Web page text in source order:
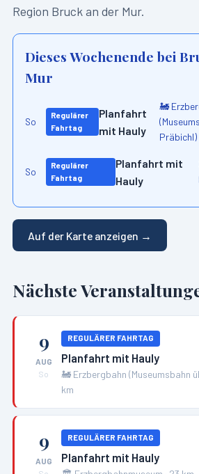
Region Bruck an der Mur.
Dieses Wochenende bei
Mur
So
Regulärer
Fahrtag
Planfahrt
mit Hauly
🚂
Präbichl)
So
Regulärer
Fahrtag
Planfahrt mit
Hauly
Auf der Karte anzeigen →
Nächste
9
AUG
So
REGULÄRER FAHRTAG
Planfahrt mit Hauly
🚂 Erzbergbahn (Museumsbahn
km
9
AUG
REGULÄRER FAHRTAG
Planfahrt mit Hauly